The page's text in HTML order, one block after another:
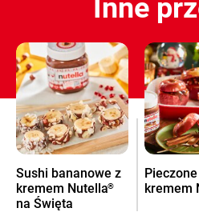
Inne
Sushi bananowe z
kremem Nutella®
na Święta
kremem